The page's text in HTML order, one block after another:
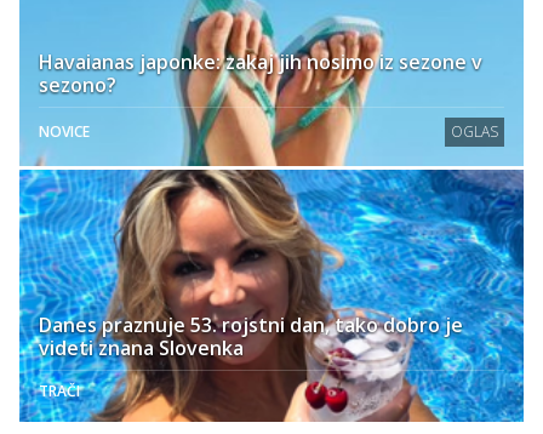
Havaianas japonke: zakaj jih nosimo iz sezone v
sezono?
NOVICE OGLAS
Danes praznuje 53. rojstni dan, tako dobro je
videti znana Slovenka
TRAČI